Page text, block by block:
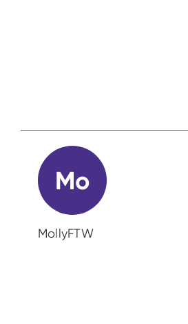
Mo
MollyFTW